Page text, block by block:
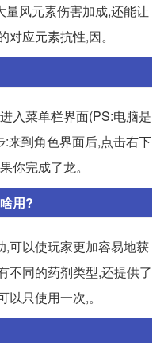
风元素伤害加成,还能让
应元素抗性,因。
入菜单栏界面(PS:电脑是
来到角色界面后,点击右下
你完成了龙。
用?
可以使玩家更加容易地获
不同的药剂类型,还提供了
只使用一次,。